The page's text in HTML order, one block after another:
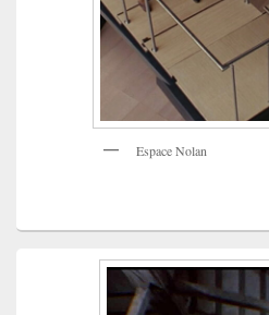
Espace Nolan